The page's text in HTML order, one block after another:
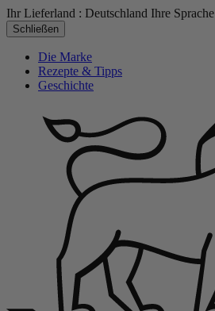
Ihr Lieferland : Deutschland Ihre Sprache
Schließen
Die Marke
Rezepte & Tipps
Geschichte